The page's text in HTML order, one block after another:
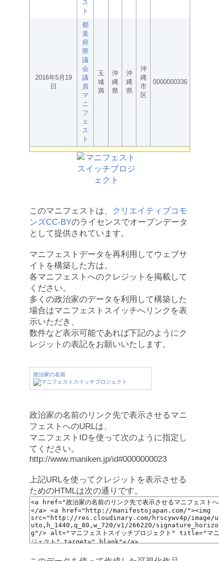
ス
ト
2016年5月19
日
都
道
府
県
議
会
議
員
マ
ニ
フ
ェ
ス
ト
玉
城
満
沖
縄
県
沖
縄
県
沖
縄
市
区
0000000336
このマニフェストは、
クリエイティブコモ
ンズCC-BYのライセンスでオープンデータ
として提供されています。
マニフェストデータを再利用してウェブサ
イトを構築した方は、
各マニフェストへのクレジットを掲載して
ください。
多くの政治家のデータを利用して構築した
場合はマニフェストスイッチへリンクを表
示いただき、
数件など表示可能であれば下記のようにク
レジットの表記をお願いいたします。
政治家の名前
政治家の名前のリンク先で表示させるマニ
フェストへのURLは、
マニフェストIDを使って次のように指定し
てください。
http://www.maniken.jp/id#0000000023
上記URLを使ってクレジットを表示させる
ためのHTMLは次の通りです。